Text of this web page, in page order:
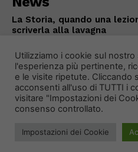
La Storia, quando una
scriverla alla lavagna
© 2024 Primo
Utilizziamo i cookie sul
l'esperienza più pertinente,
e le visite ripetute. Cliccando
acconsenti all'uso di TUTTI i
visitare "Impostazioni dei
consenso controllato.
Impostazioni dei Cookie